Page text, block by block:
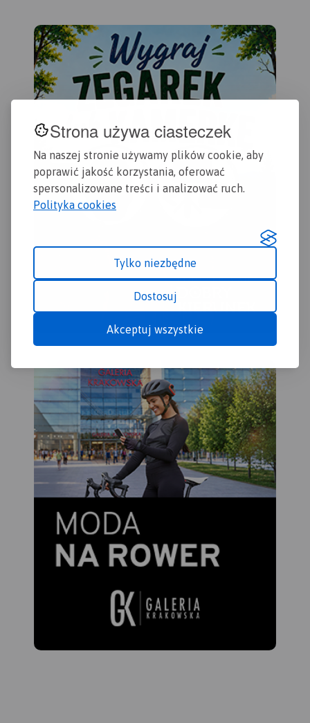
Strona używa ciasteczek
Na naszej stronie używamy plików cookie, aby
poprawić jakość korzystania, oferować
spersonalizowane treści i analizować ruch.
Polityka cookies
Tylko niezbędne
Dostosuj
Akceptuj wszystkie
turystyczno-krajoznawcze
oraz informacje praktyczne.
Rok Wydania 2017